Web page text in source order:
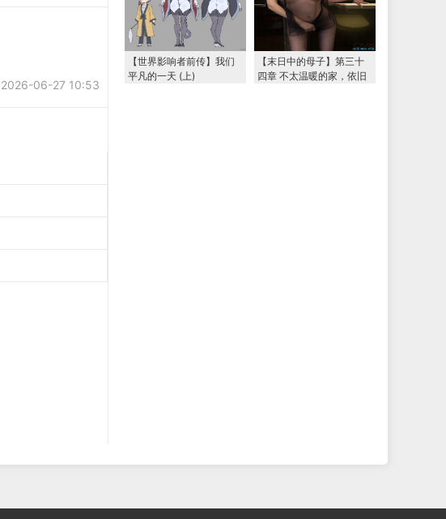
2026-06-27 10:53
【世界影响者前传】我们
平凡的一天 (上)
【末日中的母子】第三十
四章 不太温暖的家，依旧